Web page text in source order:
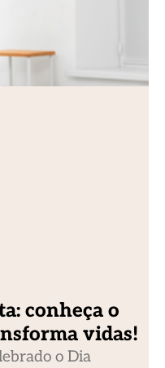
conheça o
vidas!
o Dia